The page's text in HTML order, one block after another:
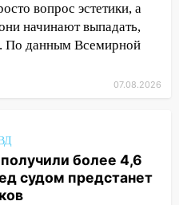
районе сгорели
в
сгорел
вопрос эстетики, а
начинают выпадать,
По данным Всемирной
07.08.2026
более 4,6
судом предстанет